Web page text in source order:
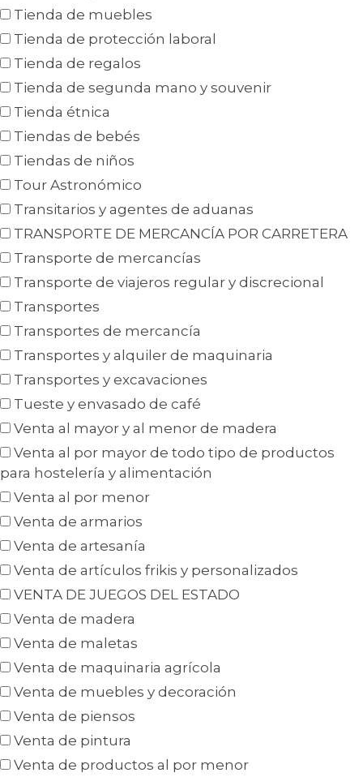
Tienda de muebles
Tienda de protección laboral
Tienda de regalos
Tienda de segunda mano y souvenir
Tienda étnica
Tiendas de bebés
Tiendas de niños
Tour Astronómico
Transitarios y agentes de aduanas
TRANSPORTE DE MERCANCÍA POR CARRETERA
Transporte de mercancías
Transporte de viajeros regular y discrecional
Transportes
Transportes de mercancía
Transportes y alquiler de maquinaria
Transportes y excavaciones
Tueste y envasado de café
Venta al mayor y al menor de madera
Venta al por mayor de todo tipo de productos
para hostelería y alimentación
Venta al por menor
Venta de armarios
Venta de artesanía
Venta de artículos frikis y personalizados
VENTA DE JUEGOS DEL ESTADO
Venta de madera
Venta de maletas
Venta de maquinaria agrícola
Venta de muebles y decoración
Venta de piensos
Venta de pintura
Venta de productos al por menor